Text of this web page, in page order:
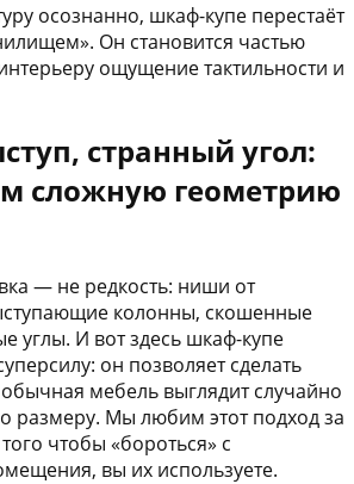
осознанно, шкаф-купе перестаёт
Он становится частью
ощущение тактильности и
странный угол:
сложную геометрию
— не редкость: ниши от
колонны, скошенные
углы. И вот здесь шкаф-купе
он позволяет сделать
мебель выглядит случайно
размеру. Мы любим этот подход за
чтобы «бороться» с
вы их используете.